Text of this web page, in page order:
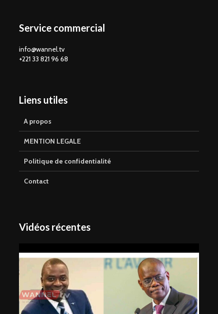
Service commercial
info@wannel.tv
+221 33 821 96 68
Liens utiles
A propos
MENTION LEGALE
Politique de confidentialité
Contact
Vidéos récentes